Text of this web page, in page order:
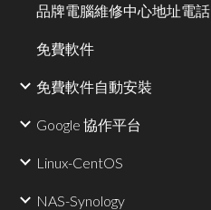
品牌電腦維修中心地址電話
免費軟件
免費軟件自動安裝
Google 協作平台
Linux-CentOS
NAS-Synology